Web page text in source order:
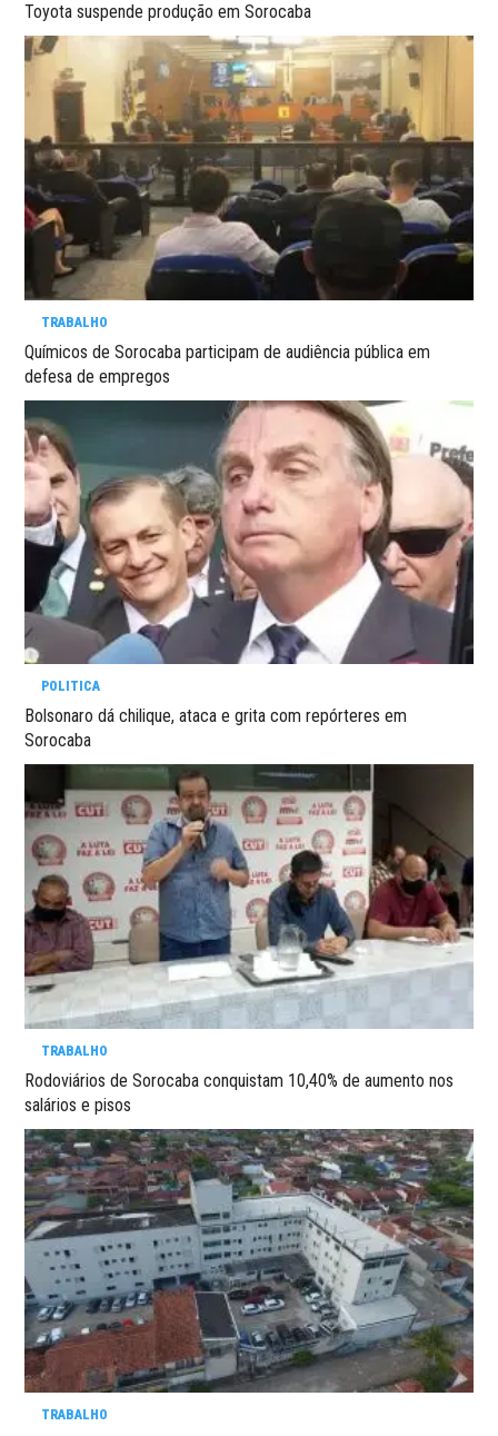
Toyota suspende produção em Sorocaba
TRABALHO
Químicos de Sorocaba participam de audiência pública em
defesa de empregos
POLITICA
Bolsonaro dá chilique, ataca e grita com repórteres em
Sorocaba
TRABALHO
Rodoviários de Sorocaba conquistam 10,40% de aumento nos
salários e pisos
TRABALHO